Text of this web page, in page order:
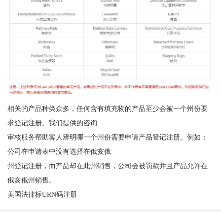
相关的产品种类众多，任何含有填充物的产品至少会被一个州份要
求登记注册。我们提供的咨询
审核服务帮助客人辨明哪一个州份需要申请产品登记注册。例如：
公司在申请表中没有选择在俄亥俄
州登记注册，而产品却在此州销售，公司会被罚款并且产品允许在
俄亥俄州销售。
美国法律标URN码注册